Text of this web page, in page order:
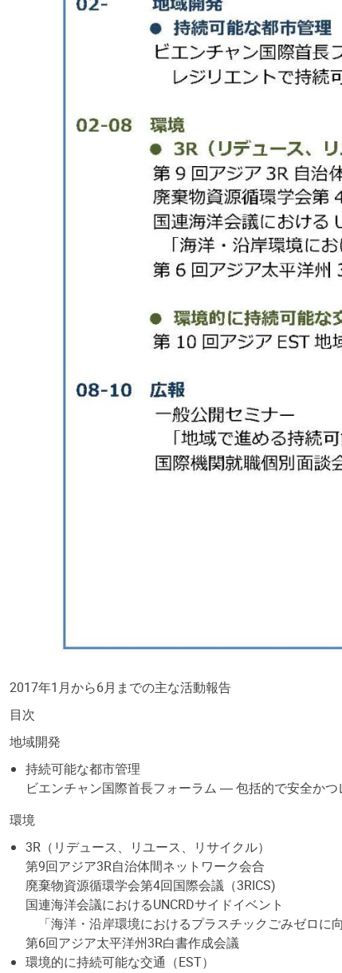
2017年1月から6月までの主な活動報告
目次
地域開発
持続可能な都市管理
ビエンチャン国際首長フォーラム ― 包括的で安全か
環境
3R（リデュース、リユース、リサイクル）
第9回アジア3R自治体間ネットワーク会合
廃棄物資源循環学会第4回国際会議（3RICS)
国連海洋会議におけるUNCRDサイドイベント
「海洋・沿岸環境におけるプラスチックごみゼロに向
第6回アジア太平洋州3R白書作成会議
環境的に持続可能な交通（EST）